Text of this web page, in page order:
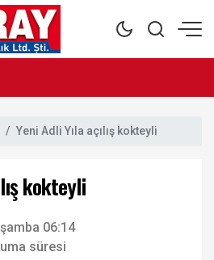
Yeni Adli Yıla açılış kokteyli
kokteyli
06:14
süresi